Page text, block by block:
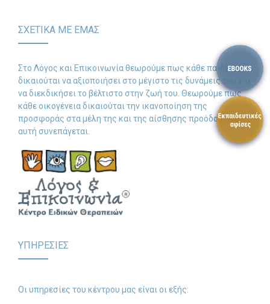
ΣΧΕΤΙΚΑ ΜΕ ΕΜΑΣ
Στο Λόγος και Επικοινωνία θεωρούμε πως κάθε παιδί
δικαιούται να αξιοποιήσει στο μέγιστο τις δυνάμεις του για
να διεκδικήσει το βέλτιστο στην ζωή του. Θεωρούμε πως
κάθε οικογένεια δικαιούται την ικανοποίηση της
προσφοράς στα μέλη της και της αίσθησης προόδου που
αυτή συνεπάγεται.
ΥΠΗΡΕΣΙΕΣ
Οι υπηρεσίες του κέντρου μας είναι οι εξής: